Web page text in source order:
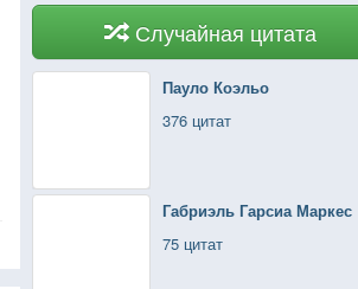
Случайная цитата
Пауло Коэльо
376 цитат
Габриэль Гарсиа Маркес
75 цитат